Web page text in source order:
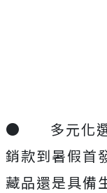
● 多元化
銷款到暑假首
藏品還是具備